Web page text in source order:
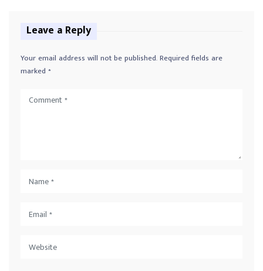
Leave a Reply
Your email address will not be published.Required fields are
marked *